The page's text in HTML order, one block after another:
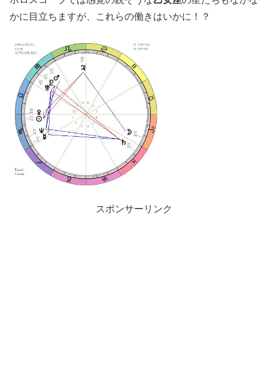
かに目立ちますが、これらの働きはいかに！？
スポンサーリンク